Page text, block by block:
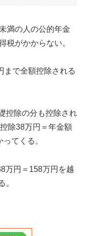
満の人の公的年金
税がかからない。
で全額控除される
控除の分も控除され
除38万円＝年金額
てくる。
万円＝158万円を越
。